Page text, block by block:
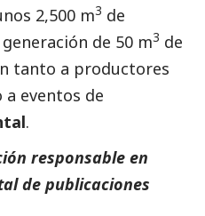
2,500 m3 de
de 50 m3 de
tanto a productores
a eventos de
.
responsable en
de publicaciones